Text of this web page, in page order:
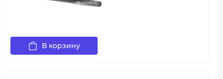
В корзину